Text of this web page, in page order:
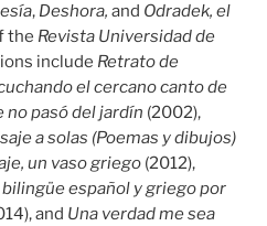
, Deshora, and Odradek, el
the Revista Universidad de
include Retrato de
el cercano canto de
no pasó del jardín (2002),
a solas (Poemas y dibujos)
un vaso griego (2012),
español y griego por
and Una verdad me sea